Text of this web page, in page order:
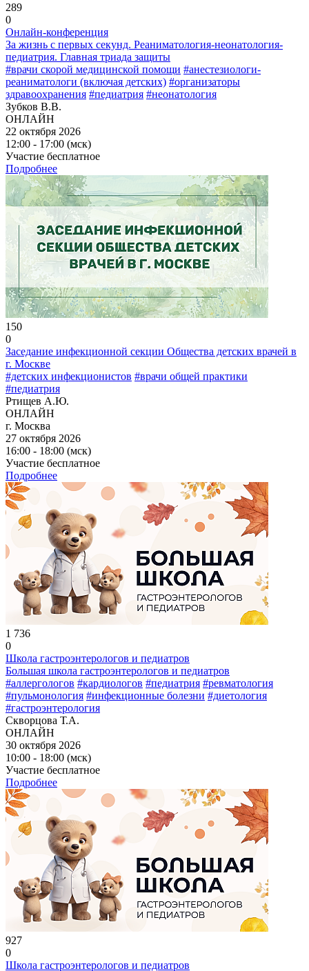
289
0
Онлайн-конференция
За жизнь с первых секунд. Реаниматология-неонатология-
педиатрия. Главная триада защиты
#врачи скорой медицинской помощи #анестезиологи-
реаниматологи (включая детских) #организаторы
здравоохранения #педиатрия #неонатология
Зубков В.В.
ОНЛАЙН
22 октября 2026
12:00 - 17:00 (мск)
Участие бесплатное
Подробнее
150
0
Заседание инфекционной секции Общества детских врачей в
г. Москве
#детских инфекционистов #врачи общей практики
#педиатрия
Ртищев А.Ю.
ОНЛАЙН
г. Москва
27 октября 2026
16:00 - 18:00 (мск)
Участие бесплатное
Подробнее
1 736
0
Школа гастроэнтерологов и педиатров
Большая школа гастроэнтерологов и педиатров
#аллергологов #кардиологов #педиатрия #ревматология
#пульмонология #инфекционные болезни #диетология
#гастроэнтерология
Скворцова Т.А.
ОНЛАЙН
30 октября 2026
10:00 - 18:00 (мск)
Участие бесплатное
Подробнее
927
0
Школа гастроэнтерологов и педиатров